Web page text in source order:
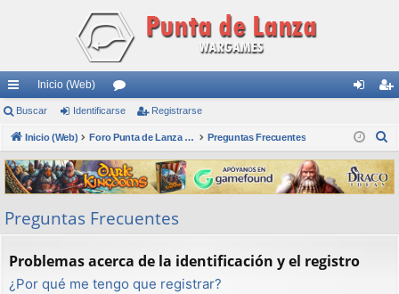
nl
ac
es
rá
pi
Inicio (Web)
or
os nti
fic
ar
ist
ra
rs
Buscar Identificarse Registrarse
Inicio (Web) Foro Punta de Lanza Wargames Preguntas Frecuentes
s
c
r
Preguntas Frecuentes
Problemas acerca de la identificación y el registro
¿Por qué me tengo que registrar?